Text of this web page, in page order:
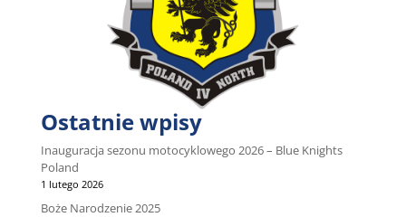
Ostatnie wpisy
Inauguracja sezonu motocyklowego 2026 – Blue Knights
Poland
1 lutego 2026
Boże Narodzenie 2025